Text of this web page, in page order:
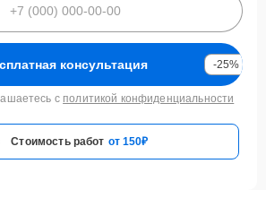
консультация -25%
с политикой конфиденциальности
Стоимость работ от 150₽